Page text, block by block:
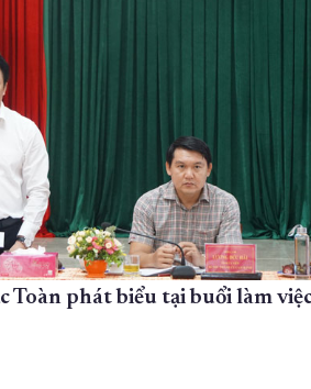
Toàn phát biểu tại buổi làm